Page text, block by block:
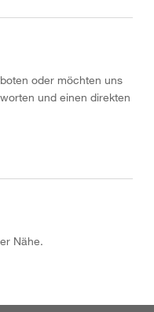
oder möchten uns
und einen direkten
Nähe.